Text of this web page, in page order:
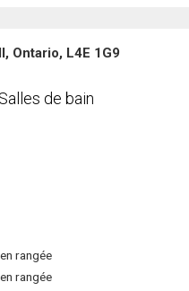
Ontario, L4E 1G9
de bain
rangée
rangée